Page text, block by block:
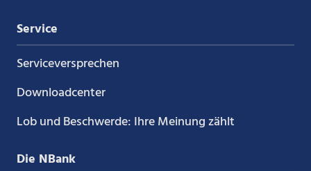
Service
Service­versprechen
Downloadcenter
Lob und Beschwerde: Ihre Meinung zählt
Die NBank